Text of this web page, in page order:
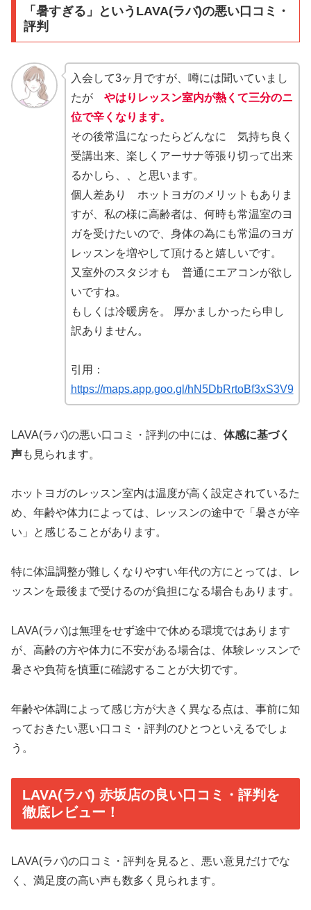
「暑すぎる」というLAVA(ラバ)の悪い口コミ・
評判
入会して3ヶ月ですが、噂には聞いていまし
たが やはりレッスン室内が熱くて三分のニ
位で辛くなります。
その後常温になったらどんなに 気持ち良く
受講出来、楽しくアーサナ等張り切って出来
るかしら、、と思います。
個人差あり ホットヨガのメリットもありま
すが、私の様に高齢者は、何時も常温室のヨ
ガを受けたいので、身体の為にも常温のヨガ
レッスンを増やして頂けると嬉しいです。
又室外のスタジオも 普通にエアコンが欲し
いですね。
もしくは冷暖房を。 厚かましかったら申し
訳ありません。
引用：
https://maps.app.goo.gl/hN5DbRrtoBf3xS3V9
LAVA(ラバ)の悪い口コミ・評判の中には、 体感に基づく
声も見られます。
ホットヨガのレッスン室内は温度が高く設定されているた
め、年齢や体力によっては、レッスンの途中で「暑さが辛
い」と感じることがあります。
特に体温調整が難しくなりやすい年代の方にとっては、レ
ッスンを最後まで受けるのが負担になる場合もあります。
LAVA(ラバ)は無理をせず途中で休める環境ではあります
が、高齢の方や体力に不安がある場合は、体験レッスンで
暑さや負荷を慎重に確認することが大切です。
年齢や体調によって感じ方が大きく異なる点は、事前に知
っておきたい悪い口コミ・評判のひとつといえるでしょ
う。
LAVA(ラバ) 赤坂店の良い口コミ・評判を
徹底レビュー！
LAVA(ラバ)の口コミ・評判を見ると、悪い意見だけでな
く、満足度の高い声も数多く見られます。